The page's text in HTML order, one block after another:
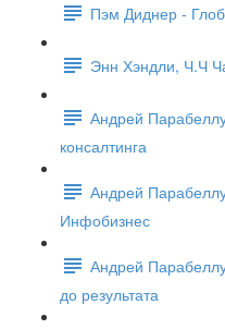
Пэм Диднер -
Энн Хэндли, Ч.Ч
Андрей
консалтинга
Андрей
Инфобизнес
Андрей
до результата